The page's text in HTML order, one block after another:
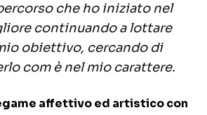
che ho iniziato nel
continuando a lottare
obiettivo, cercando di
com è nel mio carattere.
affettivo ed artistico con